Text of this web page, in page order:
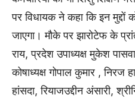
पर विधायक ने कहा कि इन मुद्दों
जाएगा। मौके पर झारोटेफ के
राय, प्रदेश उपाध्यक्ष मुकेश
कोषाध्यक्ष गोपाल कुमार , निरज
हांसदा, रियाजउद्दीन अंसारी,